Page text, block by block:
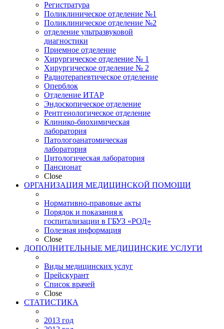
Регистратура
Поликлиническое отделение №1
Поликлиническое отделение №2
отделение ультразвуковой
диагностики
Приемное отделение
Хирургическое отделение № 1
Хирургическое отделение № 2
Радиотерапевтическое отделение
Оперблок
Отделение ИТАР
Эндоскопическое отделение
Рентгенологическое отделение
Клинико-биохимическая
лаборатория
Патологоанатомическая
лаборатория
Цитологическая лаборатория
Пансионат
Close
ОРГАНИЗАЦИЯ МЕДИЦИНСКОЙ ПОМОЩИ
Нормативно-правовые акты
Порядок и показания к
госпитализации в ГБУЗ «РОД»
Полезная информация
Close
ДОПОЛНИТЕЛЬНЫЕ МЕДИЦИНСКИЕ УСЛУГИ
Виды медицинских услуг
Прейскурант
Список врачей
Close
СТАТИСТИКА
2013 год